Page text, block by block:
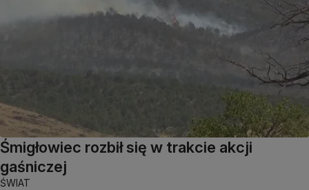
Śmigłowiec rozbił się w trakcie akcji
gaśniczej
ŚWIAT